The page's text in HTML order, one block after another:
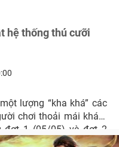
hệ thống thú cưỡi
lượng “kha khá” các
chơi thoải mái khám
đợt 1 (05/05) và đợt 2